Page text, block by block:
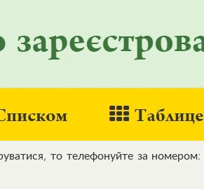
то телефонуйте за номером: